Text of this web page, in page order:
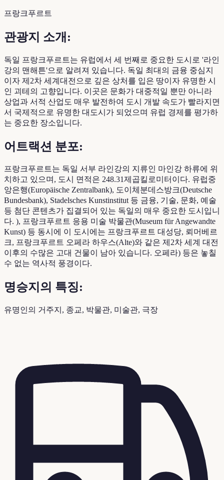
프랑크푸르트
관광지 소개:
독일 프랑크푸르트는 유럽에서 세 번째로 중요한 도시로 '라인
강의 맨해튼'으로 알려져 있습니다. 독일 최대의 금융 중심지
이자 제2차 세계대전으로 깊은 상처를 입은 땅이자 유명한 시
인 괴테의 고향입니다. 이곳은 문화가 대중적일 뿐만 아니라
상업과 서적 산업도 매우 발전하여 도시 개발 속도가 빨라지면
서 국제적으로 유명한 대도시가 되었으며 유럽 경제를 평가하
는 중요한 장소입니다.
어트랙션 분포:
프랑크푸르트는 독일 서부 라인강의 지류인 마인강 하류에 위
치하고 있으며, 도시 면적은 248.31제곱킬로미터이다. 유럽중
앙은행(Europäische Zentralbank), 도이체분데스방크(Deutsche
Bundesbank), Stadelsches Kunstinstitut 등 금융, 기술, 문화, 예술
등 첨단 콘텐츠가 집결되어 있는 독일의 매우 중요한 도시입니
다. ), 프랑크푸르트 응용 미술 박물관(Museum für Angewandte
Kunst) 등 동시에 이 도시에는 프랑크푸르트 대성당, 뢰머베르
크, 프랑크푸르트 오페라 하우스(Alte)와 같은 제2차 세계 대전
이후의 수많은 고대 건물이 남아 있습니다. 오페라) 등은 놓칠
수 없는 역사적 풍경이다.
명승지의 특징:
유명인의 거주지, 종교, 박물관, 미술관, 극장